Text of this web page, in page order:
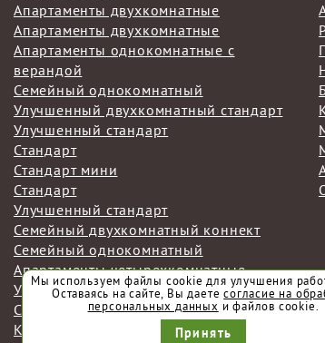
Апартаменты двухкомнатные
Апартаменты двухкомнатные
Апартаменты однокомнатные с
верандой
Семейный однокомнатный
Улучшенный двухкомнатный стандарт
Улучшенный стандарт
Стандарт
Стандарт мини
Стандарт
Улучшенный стандарт
Семейный двухкомнатный коннект
Семейный однокомнатный
Апартаменты четырехкомнатные
Улучшенный стандарт
Семейный двухкомнатный коннект
Коттедж с бассейном и сауной
Мы используем файлы cookie для улучшения
Оставаясь на сайте, Вы даетесогласие на
персональных данных и файлов cookie.
Принять